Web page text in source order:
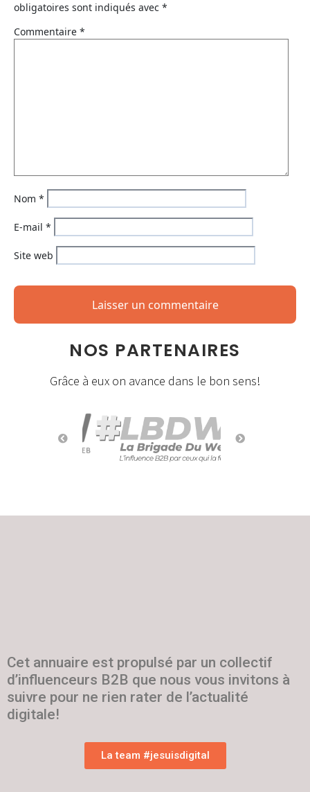
obligatoires sont indiqués avec *
Commentaire *
Nom *
E-mail *
Site web
NOS PARTENAIRES
Grâce à eux on avance dans le bon sens!
Cet annuaire est propulsé par un collectif
d’influenceurs B2B que nous vous invitons à
suivre pour ne rien rater de l’actualité
digitale!
La team #jesuisdigital